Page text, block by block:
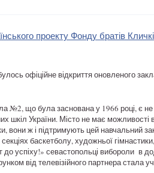
проекту Фонду братів
офіційне відкриття оновленого
№2, що була заснована у 1966 році, є
шкіл України. Місто не має
вони ж і підтримують цей
баскетболу, художньої
до успіху!» севастопольці вибороли в
від телевізійного партнера